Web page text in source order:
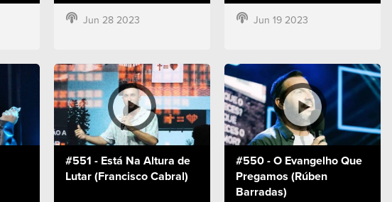
Jun 28 2023 Jun 19 2023
#551 - Está Na Altura de
Lutar (Francisco Cabral)
#550 - O Evangelho Que
Pregamos (Rúben
Barradas)